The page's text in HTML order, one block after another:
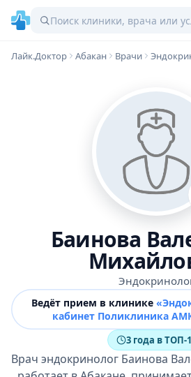
Лайк.Доктор Абакан Врачи
Баинова
Ведёт прием в клинике
кабинет Поликлиника
3 года в ТОП-
Врач эндокринолог Баинова